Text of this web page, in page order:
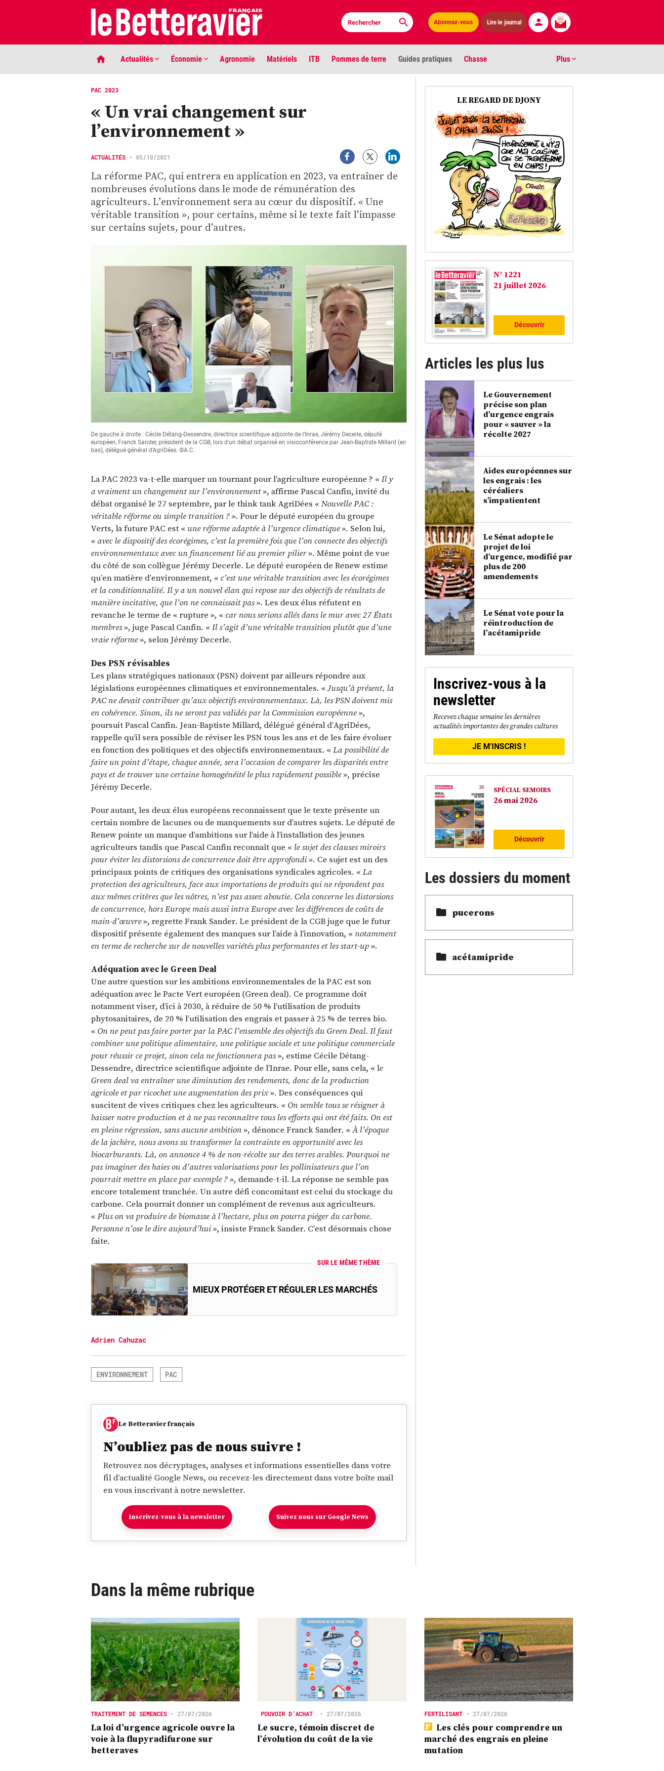
Abonnez-vous Lire le journal
Actualités Économie Agronomie Matériels ITB Pommes de terre Guides pratiques Chasse Plus
LIGNE DE MIRE
Phaco quand tu nous tiens …
LIGNE DE MIRE
Les louvetiers devant le Parlement
PLUS
Anciens numéros
Biocarburants
Environnement
Vidéos
Contact
PAC 2023
« Un vrai changement sur
l’environnement »
ACTUALITÉS • 05/10/2021
La réforme PAC, qui entrera en application en 2023, va entraîner de
nombreuses évolutions dans le mode de rémunération des
agriculteurs. L’environnement sera au cœur du dispositif. « Une
véritable transition », pour certains, même si le texte fait l’impasse
sur certains sujets, pour d’autres.
De gauche à droite : Cécile Détang-Dessendre, directrice scientifique adjointe de l’Inrae, Jérémy Decerle, député
européen, Franck Sander, président de la CGB, lors d'un débat organisé en visioconférence par Jean-Baptiste Millard (en
bas), délégué général d'AgriDées. ©A.C.
La PAC 2023 va-t-elle marquer un tournant pour l’agriculture européenne ? «Il y
a vraiment un changement sur l’environnement», affirme Pascal Canfin, invité du
débat organisé le 27 septembre, par le think tank AgriDées «Nouvelle PAC :
véritable réforme ou simple transition ?». Pour le député européen du groupe
Verts, la future PAC est « une réforme adaptée à l’urgence climatique». Selon lui,
«avec le dispositif des écorégimes, c’est la première fois que l’on connecte des objectifs
environnementaux avec un financement lié au premier pilier». Même point de vue
du côté de son collègue Jérémy Decerle. Le député européen de Renew estime
qu’en matière d’environnement, « c’est une véritable transition avec les écorégimes
et la conditionnalité. Il y a un nouvel élan qui repose sur des objectifs de résultats de
manière incitative, que l’on ne connaissait pas». Les deux élus réfutent en
revanche le terme de « rupture », « car nous serions allés dans le mur avec 27 États
membres», juge Pascal Canfin. «Il s’agit d’une véritable transition plutôt que d’une
vraie réforme», selon Jérémy Decerle.
Des PSN révisables
Les plans stratégiques nationaux (PSN) doivent par ailleurs répondre aux
législations européennes climatiques et environnementales. «Jusqu’à présent, la
PAC ne devait contribuer qu’aux objectifs environnementaux. Là, les PSN doivent mis
en cohérence. Sinon, ils ne seront pas validés par la Commission européenne»,
poursuit Pascal Canfin. Jean-Baptiste Millard, délégué général d’AgriDées,
rappelle qu’il sera possible de réviser les PSN tous les ans et de les faire évoluer
en fonction des politiques et des objectifs environnementaux. «La possibilité de
faire un point d’étape, chaque année, sera l’occasion de comparer les disparités entre
pays et de trouver une certaine homogénéité le plus rapidement possible», précise
Jérémy Decerle.
Pour autant, les deux élus européens reconnaissent que le texte présente un
certain nombre de lacunes ou de manquements sur d’autres sujets. Le député de
Renew pointe un manque d’ambitions sur l’aide à l’installation des jeunes
agriculteurs tandis que Pascal Canfin reconnaît que « le sujet des clauses miroirs
pour éviter les distorsions de concurrence doit être approfondi». Ce sujet est un des
principaux points de critiques des organisations syndicales agricoles. «La
protection des agriculteurs, face aux importations de produits qui ne répondent pas
aux mêmes critères que les nôtres, n’est pas assez aboutie. Cela concerne les distorsions
de concurrence, hors Europe mais aussi intra Europe avec les différences de coûts de
main-d’œuvre», regrette Frank Sander. Le président de la CGB juge que le futur
dispositif présente également des manques sur l’aide à l’innovation, « notamment
en terme de recherche sur de nouvelles variétés plus performantes et les start-up».
Adéquation avec le Green Deal
Une autre question sur les ambitions environnementales de la PAC est son
adéquation avec le Pacte Vert européen (Green deal). Ce programme doit
notamment viser, d’ici à 2030, à réduire de 50 % l’utilisation de produits
phytosanitaires, de 20 % l’utilisation des engrais et passer à 25 % de terres bio.
« On ne peut pas faire porter par la PAC l’ensemble des objectifs du Green Deal. Il faut
combiner une politique alimentaire, une politique sociale et une politique commerciale
pour réussir ce projet, sinon cela ne fonctionnera pas», estime Cécile Détang-
Dessendre, directrice scientifique adjointe de l’Inrae. Pour elle, sans cela, « le
Green deal va entraîner une diminution des rendements, donc de la production
agricole et par ricochet une augmentation des prix». Des conséquences qui
suscitent de vives critiques chez les agriculteurs. « On semble tous se résigner à
baisser notre production et à ne pas reconnaître tous les efforts qui ont été faits. On est
en pleine régression, sans aucune ambition», dénonce Franck Sander. «À l’époque
de la jachère, nous avons su transformer la contrainte en opportunité avec les
biocarburants. Là, on annonce 4 % de non-récolte sur des terres arables. Pourquoi ne
pas imaginer des haies ou d’autres valorisations pour les pollinisateurs que l’on
pourrait mettre en place par exemple ?», demande-t-il. La réponse ne semble pas
encore totalement tranchée. Un autre défi concomitant est celui du stockage du
carbone. Cela pourrait donner un complément de revenus aux agriculteurs.
«Plus on va produire de biomasse à l’hectare, plus on pourra piéger du carbone.
Personne n’ose le dire aujourd’hui», insiste Franck Sander. C’est désormais chose
faite.
SUR LE MÊME THÈME
MIEUX PROTÉGER ET RÉGULER LES MARCHÉS
Adrien Cahuzac
ENVIRONNEMENT PAC
Le Betteravier français
N’oubliez pas de nous suivre !
Retrouvez nos décryptages, analyses et informations essentielles dans votre
fil d’actualité Google News, ou recevez-les directement dans votre boîte mail
en vous inscrivant à notre newsletter.
Inscrivez-vous à la newsletter Suivez nous sur Google News
LE REGARD DE DJONY
N° 1221
21 juillet 2026
Découvrir
Articles les plus lus
Le Gouvernement
précise son plan
d’urgence engrais
pour « sauver » la
récolte 2027
Aides européennes sur
les engrais : les
céréaliers
s’impatientent
Le Sénat adopte le
projet de loi
d’urgence, modifié par
plus de 200
amendements
Le Sénat vote pour la
réintroduction de
l’acétamipride
Inscrivez-vous à la
newsletter
Recevez chaque semaine les dernières
actualités importantes des grandes cultures
JE M'INSCRIS !
SPÉCIAL SEMOIRS
26 mai 2026
Découvrir
Les dossiers du moment
pucerons
acétamipride
Dans la même rubrique
TRAITEMENT DE SEMENCES • 27/07/2026
La loi d’urgence agricole ouvre la
voie à la flupyradifurone sur
betteraves
POUVOIR D’ACHAT • 27/07/2026
Le sucre, témoin discret de
l’évolution du coût de la vie
FERTILISANT • 27/07/2026
Les clés pour comprendre un
marché des engrais en pleine
mutation